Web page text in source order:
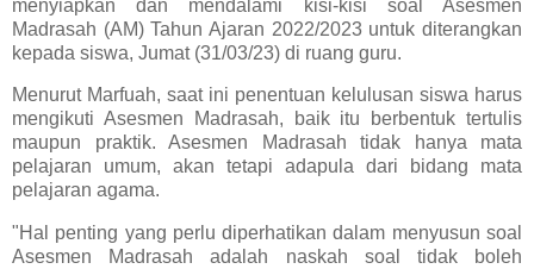
menyiapkan dan mendalami kisi-kisi soal Asesmen
Madrasah (AM) Tahun Ajaran 2022/2023 untuk diterangkan
kepada siswa, Jumat (31/03/23) di ruang guru.
Menurut Marfuah, saat ini penentuan kelulusan siswa harus
mengikuti Asesmen Madrasah, baik itu berbentuk tertulis
maupun praktik. Asesmen Madrasah tidak hanya mata
pelajaran umum, akan tetapi adapula dari bidang mata
pelajaran agama.
"Hal penting yang perlu diperhatikan dalam menyusun soal
Asesmen Madrasah adalah naskah soal tidak boleh